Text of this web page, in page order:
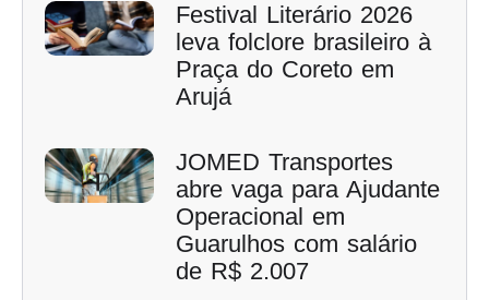
Festival Literário 2026
leva folclore brasileiro à
Praça do Coreto em
Arujá
JOMED Transportes
abre vaga para Ajudante
Operacional em
Guarulhos com salário
de R$ 2.007